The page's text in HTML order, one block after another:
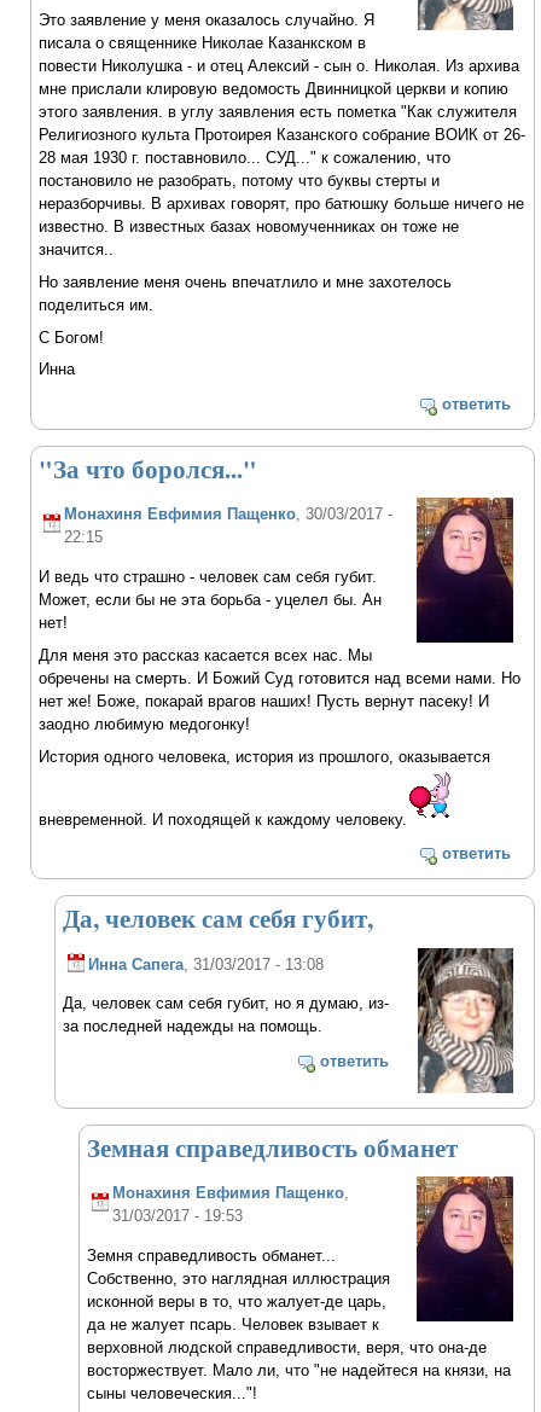
Это заявление у меня оказалось случайно. Я
писала о священнике Николае Казанкском в
повести Николушка - и отец Алексий - сын о. Николая. Из архива
мне прислали клировую ведомость Двинницкой церкви и копию
этого заявления. в углу заявления есть пометка "Как служителя
Религиозного культа Протоирея Казанского собрание ВОИК от 26-
28 мая 1930 г. поставновило... СУД..." к сожалению, что
постановило не разобрать, потому что буквы стерты и
неразборчивы. В архивах говорят, про батюшку больше ничего не
известно. В известных базах новомученниках он тоже не
значится..
Но заявление меня очень впечатлило и мне захотелось
поделиться им.
С Богом!
Инна
ответить
"За что боролся..."
Монахиня Евфимия Пащенко, 30/03/2017 -
22:15
И ведь что страшно - человек сам себя губит.
Может, если бы не эта борьба - уцелел бы. Ан
нет!
Для меня это рассказ касается всех нас. Мы
обречены на смерть. И Божий Суд готовится над всеми нами. Но
нет же! Боже, покарай врагов наших! Пусть вернут пасеку! И
заодно любимую медогонку!
История одного человека, история из прошлого, оказывается
вневременной. И походящей к каждому человеку.
ответить
Да, человек сам себя губит,
Инна Сапега , 31/03/2017 - 13:08
Да, человек сам себя губит, но я думаю, из-
за последней надежды на помощь.
ответить
Земная справедливость обманет
Монахиня Евфимия Пащенко,
31/03/2017 - 19:53
Земня справедливость обманет...
Собственно, это наглядная иллюстрация
исконной веры в то, что жалует-де царь,
да не жалует псарь. Человек взывает к
верховной людской справедливости, веря, что она-де
восторжествует. Мало ли, что "не надейтеся на князи, на
сыны человеческия..."!